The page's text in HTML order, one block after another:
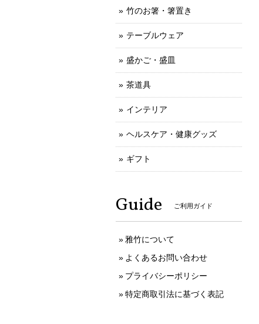
竹のお箸・箸置き
テーブルウェア
盛かご・盛皿
茶道具
インテリア
ヘルスケア・健康グッズ
ギフト
Guide ご利用ガイド
雅竹について
よくあるお問い合わせ
プライバシーポリシー
特定商取引法に基づく表記